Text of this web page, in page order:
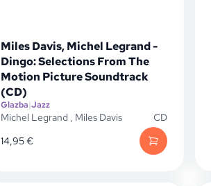
Miles Davis, Michel Legrand -
Dingo: Selections From The
Motion Picture Soundtrack
(CD)
Glazba|Jazz
Michel Legrand , Miles Davis
CD
14,95€